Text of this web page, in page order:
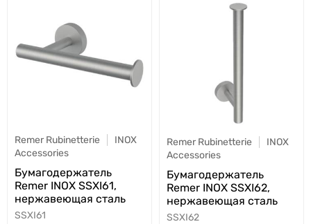
Remer Rubinetterie
INOX
Accessories
Бумагодержатель
Remer INOX SSXI61,
нержавеющая сталь
SSXI61
Remer Rubinetterie
INOX
Accessories
Бумагодержатель
Remer INOX SSXI62,
нержавеющая сталь
SSXI62